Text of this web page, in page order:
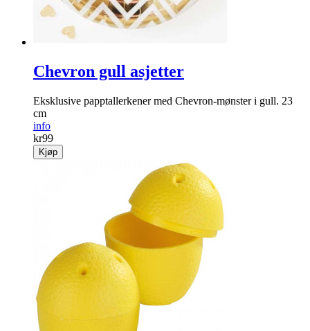
Chevron gull asjetter
Eksklusive papptallerkener med Chevron-mønster i gull. 23
cm
info
kr99
Kjøp